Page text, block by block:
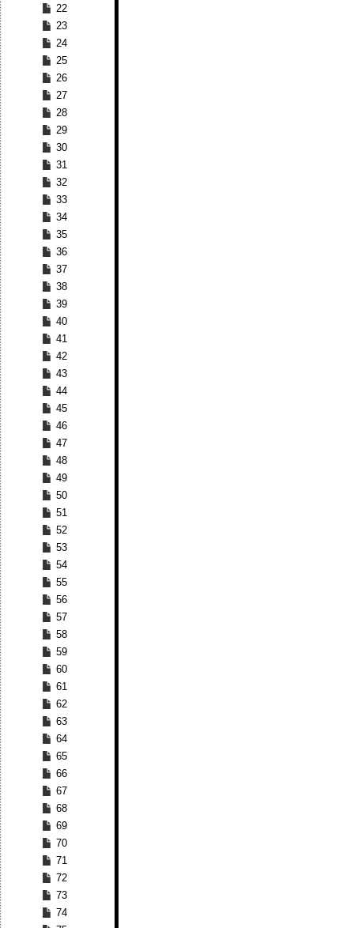
22
23
24
25
26
27
28
29
30
31
32
33
34
35
36
37
38
39
40
41
42
43
44
45
46
47
48
49
50
51
52
53
54
55
56
57
58
59
60
61
62
63
64
65
66
67
68
69
70
71
72
73
74